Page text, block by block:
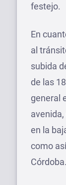
festejo.
En
al
subida
de las
general
en la
como
Córdoba.